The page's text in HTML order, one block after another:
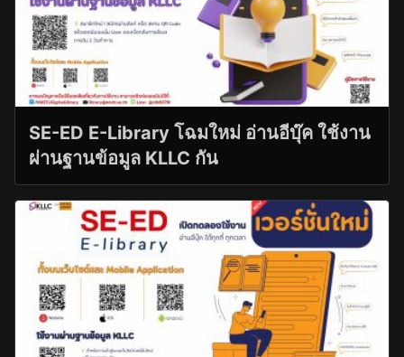
SE-ED E-Library โฉมใหม่ อ่านอีบุ๊ค ใช้งาน
ผ่านฐานข้อมูล KLLC กัน